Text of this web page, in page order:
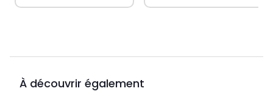
À découvrir également